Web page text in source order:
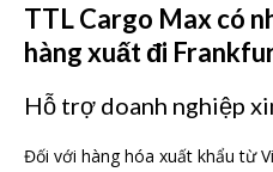
TTL Cargo Max có
hàng xuất đi
Hỗ trợ doanh nghiệp
Đối với hàng hóa xuất khẩu từ